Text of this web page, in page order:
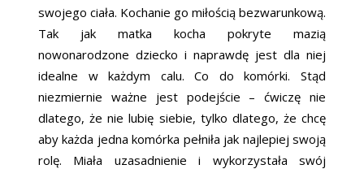
swojego ciała. Kochanie go miłością bezwarunkową.
Tak jak matka kocha pokryte mazią
nowonarodzone dziecko i naprawdę jest dla niej
idealne w każdym calu. Co do komórki. Stąd
niezmiernie ważne jest podejście – ćwiczę nie
dlatego, że nie lubię siebie, tylko dlatego, że chcę
aby każda jedna komórka pełniła jak najlepiej swoją
rolę. Miała uzasadnienie i wykorzystała swój